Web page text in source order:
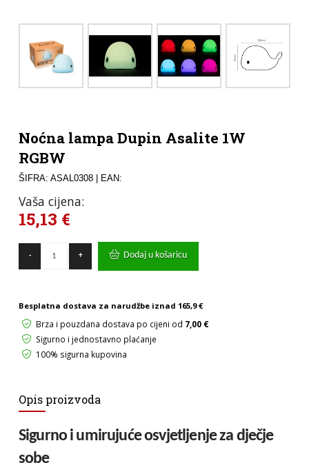
Noćna lampa Dupin Asalite 1W
RGBW
ŠIFRA: ASAL0308| EAN:
Vaša cijena:
15,13 €
-
lampa
Dupin
RGBW
+ Dodaj u košaricu
Besplatna dostava za narudžbe iznad 165,9 €
Brza i pouzdana dostava po cijeni od 7,00 €
Sigurno i jednostavno plaćanje
100% sigurna kupovina
Opis proizvoda
Sigurno i umirujuće osvjetljenje za dječje
sobe